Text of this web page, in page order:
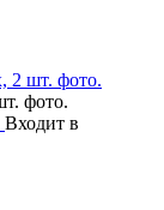
Входит в